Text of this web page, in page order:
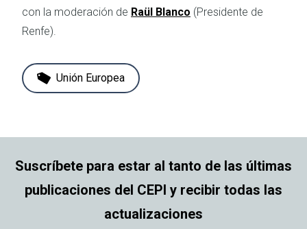
con la moderación de Raül Blanco (Presidente de
Renfe).
Unión Europea
Suscríbete para estar al tanto de las últimas
publicaciones del CEPI y recibir todas las
actualizaciones